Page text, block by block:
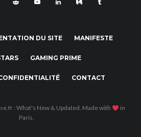
DU SITE MANIFESTE
GAMING PRIME
CONTACT
: What's New & Updated. Made with
in
Paris.